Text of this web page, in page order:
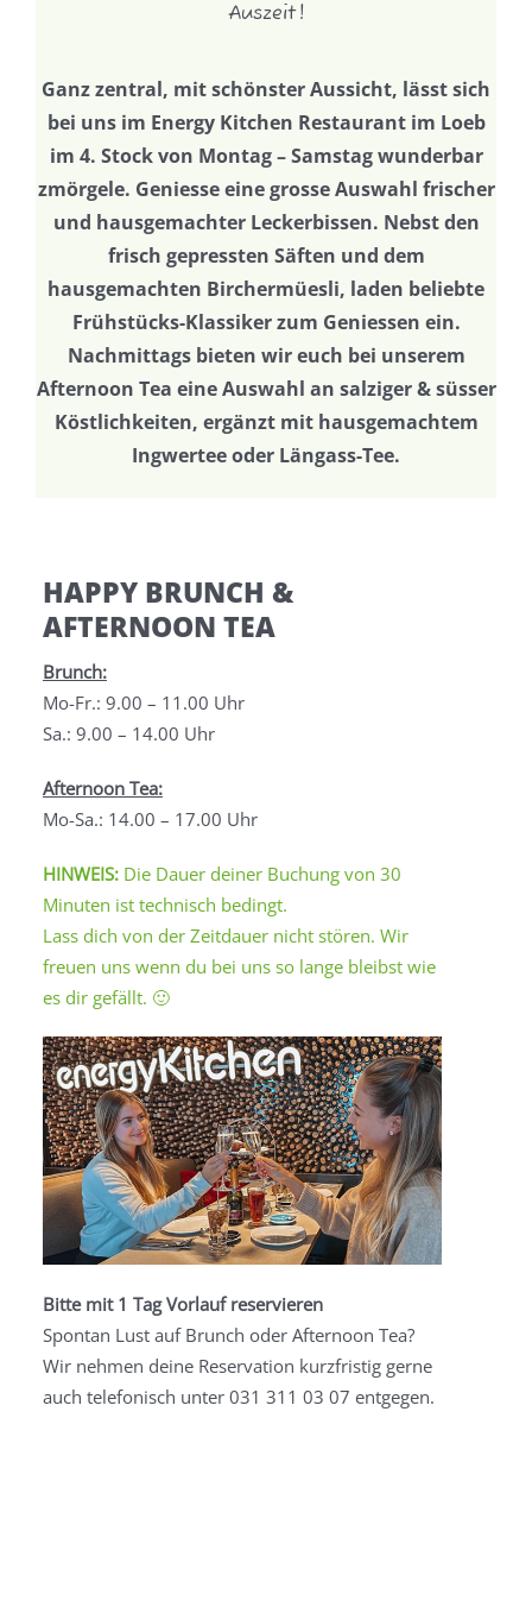
Auszeit!
Ganz zentral, mit schönster Aussicht, lässt sich
bei uns im Energy Kitchen Restaurant im Loeb
im 4. Stock von Montag – Samstag wunderbar
zmörgele. Geniesse eine grosse Auswahl frischer
und hausgemachter Leckerbissen. Nebst den
frisch gepressten Säften und dem
hausgemachten Birchermüesli, laden beliebte
Frühstücks-Klassiker zum Geniessen ein.
Nachmittags bieten wir euch bei unserem
Afternoon Tea eine Auswahl an salziger & süsser
Köstlichkeiten, ergänzt mit hausgemachtem
Ingwertee oder Längass-Tee.
HAPPY BRUNCH &
AFTERNOON TEA
Brunch:
Mo-Fr.: 9.00 – 11.00 Uhr
Sa.: 9.00 – 14.00 Uhr
Afternoon Tea:
Mo-Sa.: 14.00 – 17.00 Uhr
HINWEIS:Die Dauer deiner Buchung von 30
Minuten ist technisch bedingt.
Lass dich von der Zeitdauer nicht stören. Wir
freuen uns wenn du bei uns so lange bleibst wie
es dir gefällt. 🙂
Bitte mit 1 Tag Vorlauf reservieren
Spontan Lust auf Brunch oder Afternoon Tea?
Wir nehmen deine Reservation kurzfristig gerne
auch telefonisch unter 031 311 03 07 entgegen.